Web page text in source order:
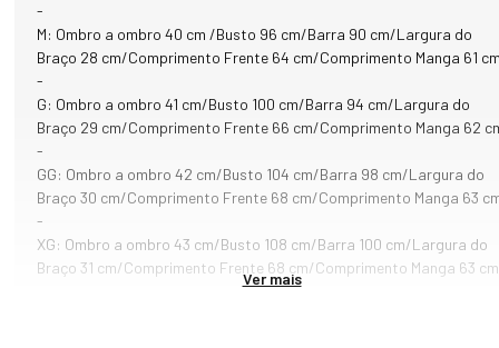
inferior, barra e punhos do produto.
por algodão, poliéster e elastano, resultando em um produto
diferenciado, com destaque para o conforto, durabilidade e
uma elasticidade ideal para o conforto e flexibilidade dos
movimentos.
O moletom possui aplicação da mascote (Snow Fox) e da marca em
branco na parte frontal do produto. A escrita Fiero em metal
dourado localizada logo acima da barra dá um toque extra ao
Ver mais
-
M: Ombro a ombro 40 cm /Busto 96 cm/Barra 90 cm/Largura do
Braço 28 cm/Comprimento Frente 64 cm/Comprimento Manga 61
-
G: Ombro a ombro 41 cm/Busto 100 cm/Barra 94 cm/Largura do
Braço 29 cm/Comprimento Frente 66 cm/Comprimento Manga 62
-
GG: Ombro a ombro 42 cm/Busto 104 cm/Barra 98 cm/Largura do
Braço 30 cm/Comprimento Frente 68 cm/Comprimento Manga 63
-
XG: Ombro a ombro 43 cm/Busto 108 cm/Barra 100 cm/Largura do
Braço 31 cm/Comprimento Frente 68 cm/Comprimento Manga 63 cm